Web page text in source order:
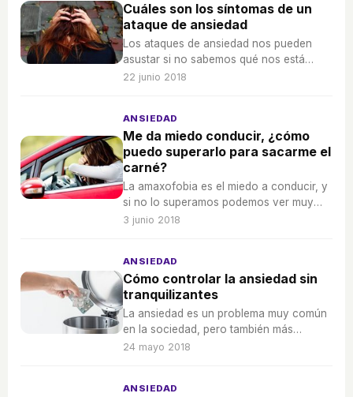
Cuáles son los síntomas de un
ataque de ansiedad
Los ataques de ansiedad nos pueden
asustar si no sabemos qué nos está
pasando, pero es importante identificarlo
22 junio 2018
ANSIEDAD
Me da miedo conducir, ¿cómo
puedo superarlo para sacarme el
carné?
La amaxofobia es el miedo a conducir, y
si no lo superamos podemos ver muy
limitadas nuestra libertad de movimientos
3 junio 2018
ANSIEDAD
Cómo controlar la ansiedad sin
tranquilizantes
La ansiedad es un problema muy común
en la sociedad, pero también más
medicalizado de lo que debería: aprende
24 mayo 2018
ANSIEDAD